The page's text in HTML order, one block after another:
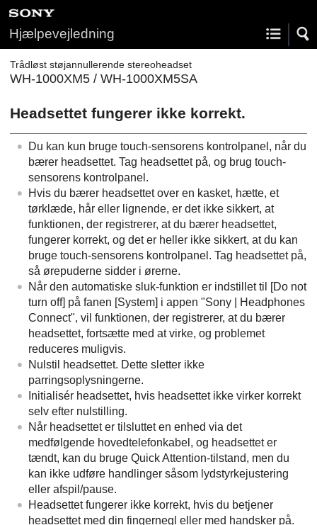
Hjælpevejledning
Trådløst støjannullerende stereoheadset
WH-1000XM5 / WH-1000XM5SA
Headsettet fungerer ikke korrekt.
Du kan kun bruge touch-sensorens kontrolpanel, når du
bærer headsettet. Tag headsettet på, og brug touch-
sensorens kontrolpanel.
Hvis du bærer headsettet over en kasket, hætte, et
tørklæde, hår eller lignende, er det ikke sikkert, at
funktionen, der registrerer, at du bærer headsettet,
fungerer korrekt, og det er heller ikke sikkert, at du kan
bruge touch-sensorens kontrolpanel. Tag headsettet på,
så ørepuderne sidder i ørerne.
Når den automatiske sluk-funktion er indstillet til [Do not
turn off] på fanen [System] i appen "Sony | Headphones
Connect", vil funktionen, der registrerer, at du bærer
headsettet, fortsætte med at virke, og problemet
reduceres muligvis.
Nulstil headsettet. Dette sletter ikke
parringsoplysningerne.
Initialisér headsettet, hvis headsettet ikke virker korrekt
selv efter nulstilling.
Når headsettet er tilsluttet en enhed via det
medfølgende hovedtelefonkabel, og headsettet er
tændt, kan du bruge Quick Attention-tilstand, men du
kan ikke udføre handlinger såsom lydstyrkejustering
eller afspil/pause.
Headsettet fungerer ikke korrekt, hvis du betjener
headsettet med din fingernegl eller med handsker på.